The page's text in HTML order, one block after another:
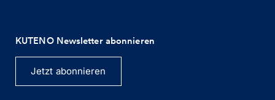
KUTENO Newsletter abonnieren
Jetzt abonnieren